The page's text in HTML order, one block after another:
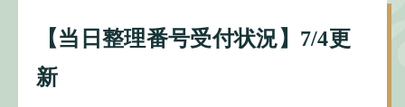
【当日整理番号受付状況】7/4更
新